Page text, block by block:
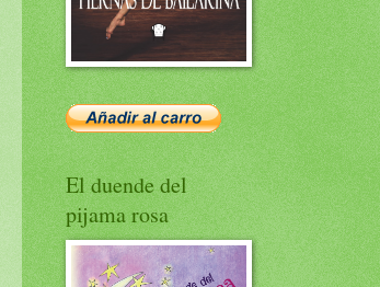
El duende del
pijama rosa